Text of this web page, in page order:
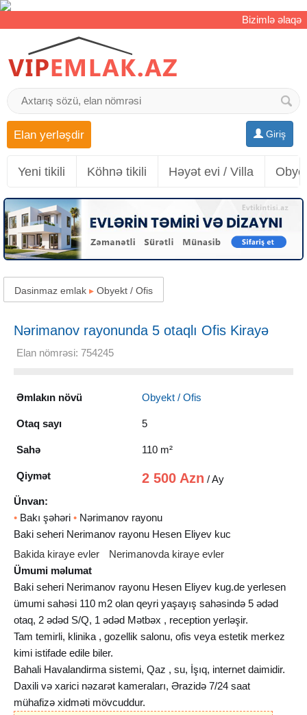
Bizimlə əlaqə
Giriş
Elan yerləşdir
Yeni tikili Köhnə tikili Həyət evi / Villa
Dasinmaz emlak ▸ Obyekt / Ofis
Nərimanov rayonunda 5 otaqlı Ofis Kirayə
verilir, 110 m²
Elan nömrəsi: 754245
Əmlakın növü Obyekt / Ofis
Otaq sayı 5
Sahə 110 m²
Qiymət 2 500 Azn / Ay
Ünvan:
• Bakı şəhəri • Nərimanov rayonu
Baki seheri Nerimanov rayonu Hesen Eliyev kuc
Bakida kiraye evler
Nerimanovda kiraye evler
Ümumi məlumat
Baki seheri Nerimanov rayonu Hesen Eliyev kug.de yerlesen
ümumi sahəsi 110 m2 olan qeyri yaşayış sahəsində 5 ədəd
otaq, 2 ədəd S/Q, 1 ədəd Mətbəx , reception yerləşir.
Tam temirli, klinika , gozellik salonu, ofis veya estetik merkez
kimi istifade edile biler.
Bahali Havalandirma sistemi, Qaz , su, İşıq, internet daimidir.
Daxili və xarici nəzarət kameraları, Ərazidə 7/24 saat
mühafizə xidməti mövcuddur.